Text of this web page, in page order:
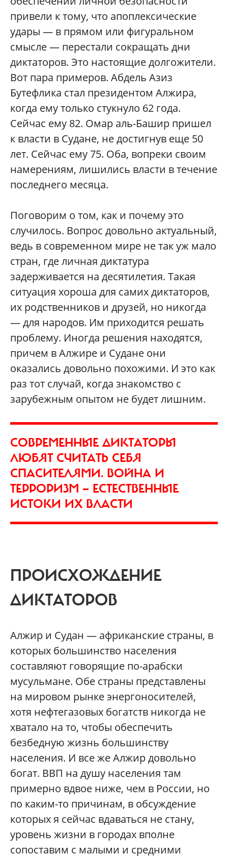
привели к тому, что апоплексические
удары — в прямом или фигуральном
смысле — перестали сокращать дни
диктаторов. Это настоящие долгожители.
Вот пара примеров. Абдель Азиз
Бутефлика стал президентом Алжира,
когда ему только стукнуло 62 года.
Сейчас ему 82. Омар аль-Башир пришел
к власти в Судане, не достигнув еще 50
лет. Сейчас ему 75. Оба, вопреки своим
намерениям, лишились власти в течение
последнего месяца.
Поговорим о том, как и почему это
случилось. Вопрос довольно актуальный,
ведь в современном мире не так уж мало
стран, где личная диктатура
задерживается на десятилетия. Такая
ситуация хороша для самих диктаторов,
их родственников и друзей, но никогда
— для народов. Им приходится решать
проблему. Иногда решения находятся,
причем в Алжире и Судане они
оказались довольно похожими. И это как
раз тот случай, когда знакомство с
зарубежным опытом не будет лишним.
СОВРЕМЕННЫЕ ДИКТАТОРЫ
ЛЮБЯТ СЧИТАТЬ СЕБЯ
СПАСИТЕЛЯМИ. ВОЙНА И
ТЕРРОРИЗМ — ЕСТЕСТВЕННЫЕ
ИСТОКИ ИХ ВЛАСТИ
ПРОИСХОЖДЕНИЕ
ДИКТАТОРОВ
Алжир и Судан — африканские страны, в
которых большинство населения
составляют говорящие по-арабски
мусульмане. Обе страны представлены
на мировом рынке энергоносителей,
хотя нефтегазовых богатств никогда не
хватало на то, чтобы обеспечить
безбедную жизнь большинству
населения. И все же Алжир довольно
богат. ВВП на душу населения там
примерно вдвое ниже, чем в России, но
по каким-то причинам, в обсуждение
которых я сейчас вдаваться не стану,
уровень жизни в городах вполне
сопоставим с малыми и средними